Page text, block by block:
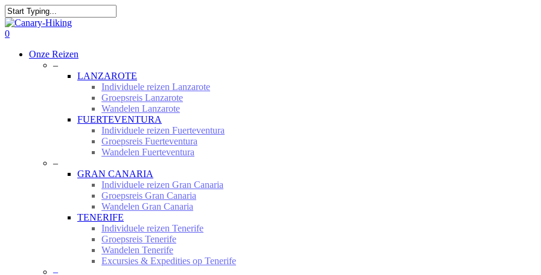
Skip
to
main
Close
Search
0
Onze Reizen
–
LANZAROTE
Individuele reizen Lanzarote
Groepsreis Lanzarote
Wandelen Lanzarote
FUERTEVENTURA
Individuele reizen Fuerteventura
Groepsreis Fuerteventura
Wandelen Fuerteventura
–
GRAN CANARIA
Individuele reizen Gran Canaria
Groepsreis Gran Canaria
Wandelen Gran Canaria
TENERIFE
Individuele reizen Tenerife
Groepsreis Tenerife
Wandelen Tenerife
Excursies & Expedities op Tenerife
–